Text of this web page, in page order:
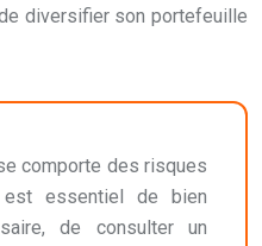
diversifier son portefeuille
comporte des risques
essentiel de bien
de consulter un